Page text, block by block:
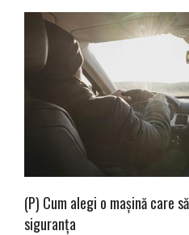
(P) Cum alegi o mașină care
siguranța